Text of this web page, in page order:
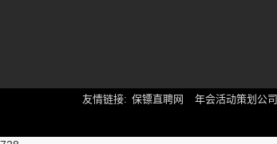
友情链接: 保镖直聘网 年会活动策划公司